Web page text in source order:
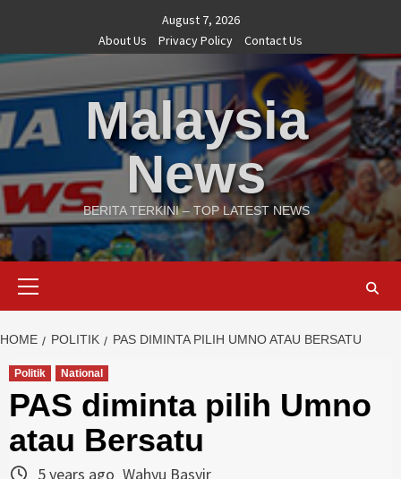
content
August 7, 2026
About Us
Privacy Policy Contact Us
Malaysia
News
BERITA TERKINI – TOP LATEST NEWS
HOME POLITIK PAS DIMINTA PILIH UMNO ATAU BERSATU
Politik National
PAS diminta pilih Umno
atau Bersatu
5 years ago Wahyu Basyir